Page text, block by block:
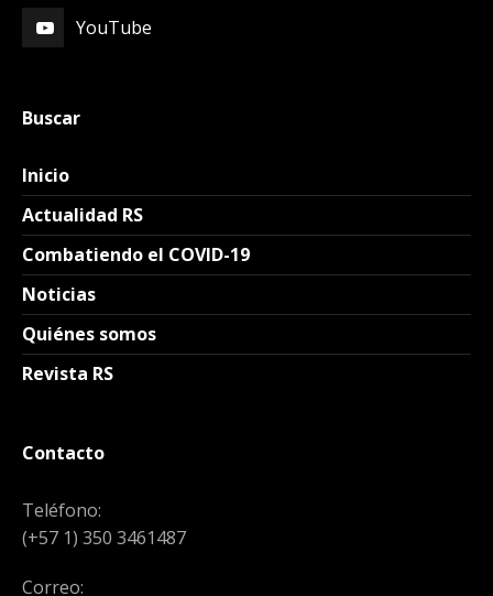
YouTube
Buscar
Inicio
Actualidad RS
Combatiendo el COVID-19
Noticias
Quiénes somos
Revista RS
Contacto
Teléfono:
(+57 1) 350 3461487
Correo: